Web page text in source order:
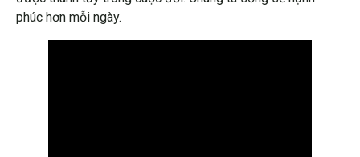
phúc hơn mỗi ngày.